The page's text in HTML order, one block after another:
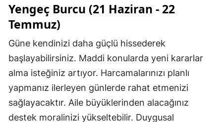
Yengeç Burcu (21 Haziran - 22
Temmuz)
Güne kendinizi daha güçlü hissederek
başlayabilirsiniz. Maddi konularda yeni kararlar
alma isteğiniz artıyor. Harcamalarınızı planlı
yapmanız ilerleyen günlerde rahat etmenizi
sağlayacaktır. Aile büyüklerinden alacağınız
destek moralinizi yükseltebilir. Duygusal